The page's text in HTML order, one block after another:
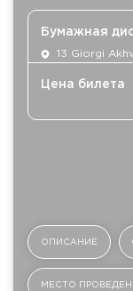
Бумажная
13 Giorgi
Цена билета
ОПИСАНИЕ
МЕСТО